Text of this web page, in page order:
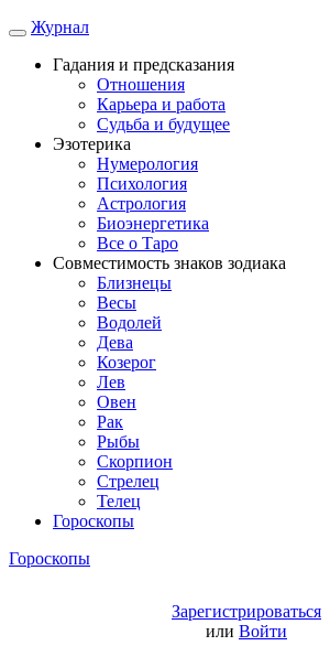
Журнал
Гадания и предсказания
Отношения
Карьера и работа
Cудьба и будущее
Эзотерика
Нумерология
Психология
Астрология
Биоэнергетика
Все о Таро
Совместимость знаков зодиака
Близнецы
Весы
Водолей
Дева
Козерог
Лев
Овен
Рак
Рыбы
Скорпион
Стрелец
Телец
Гороскопы
Гороскопы
Зарегистрироваться
или Войти